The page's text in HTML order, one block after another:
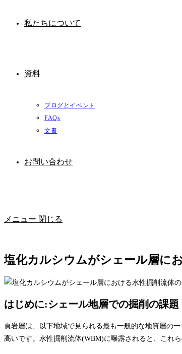
私たちについて
資料
ブログとイベント
FAQs
文書
お問い合わせ
メニュー 閉じる
塩化カルシウムがシェール層に
はじめに:シェール地層での掘削の課題
頁岩層は、以下地域で見られる最も一般的な地質層の一
高いです。水性掘削流体(WBM)に曝露されると、これ